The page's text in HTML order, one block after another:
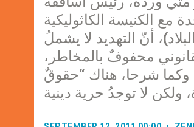
مع الكنيسة الكاثوليكية
أنّ التهديد لا يشملُ
محفوفٌ بالمخاطر،
وكما شرحا، هناك “حقوقٌ